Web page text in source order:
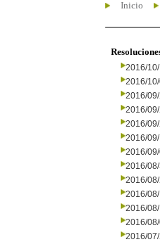
Inicio
2016/
2016/
2016/
2016/
2016/
2016/
2016/
2016/
2016/
2016/
2016/
2016/
2016/